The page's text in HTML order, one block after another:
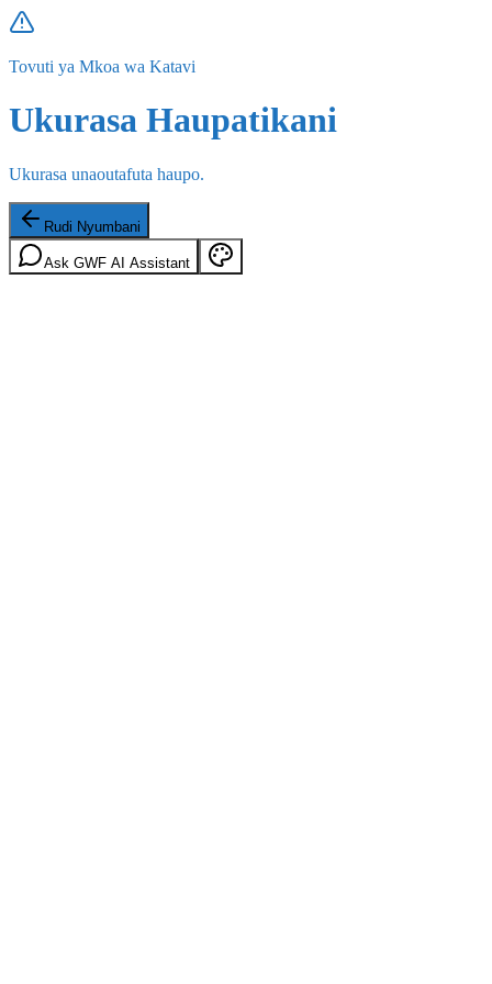
Tovuti ya Mkoa wa Katavi
Ukurasa Haupatikani
Ukurasa unaoutafuta haupo.
Rudi Nyumbani
Ask GWF AI Assistant